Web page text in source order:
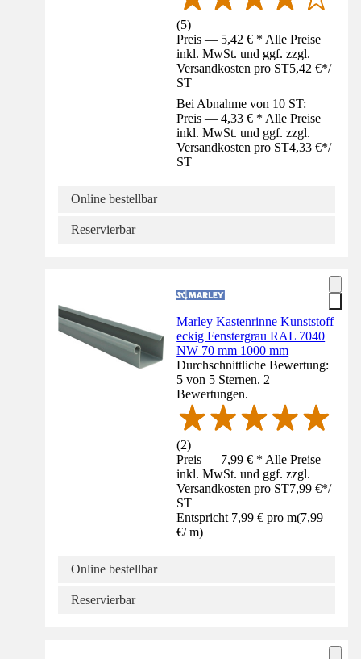
(5)
Preis — 5,42 € * Alle Preise
inkl. MwSt. und ggf. zzgl.
Versandkosten pro ST5,42 €*/
ST
Bei Abnahme von 10 ST:
Preis — 4,33 € * Alle Preise
inkl. MwSt. und ggf. zzgl.
Versandkosten pro ST4,33 €*/
ST
Online bestellbar
Reservierbar
Marley Kastenrinne Kunststoff
eckig Fenstergrau RAL 7040
NW 70 mm 1000 mm
Durchschnittliche Bewertung:
5 von 5 Sternen. 2
Bewertungen.
(2)
Preis — 7,99 € * Alle Preise
inkl. MwSt. und ggf. zzgl.
Versandkosten pro ST7,99 €*/
ST
Entspricht 7,99 € pro m(7,99
€/ m)
Online bestellbar
Reservierbar